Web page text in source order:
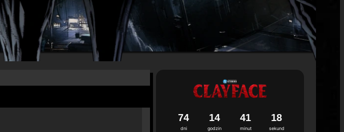
dni
74
godzin
14
minut
41
sekund
17